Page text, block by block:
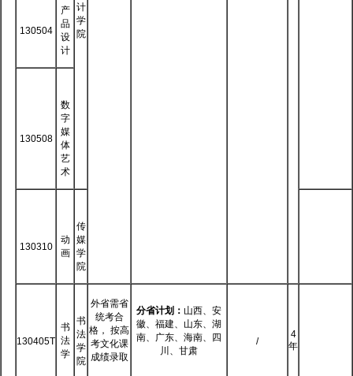
计
学
院
130504
产
品
设
计
130508
数
字
媒
体
艺
术
130310
动
画
传
媒
学
院
130405T
书
法
学
书
法
学
院
外省需省
统考合
格， 按高
考文化课
成绩录取
分省计划： 山西、安
徽、福建、山东、湖
南、广东、海南、四
川、甘肃
/
4
年